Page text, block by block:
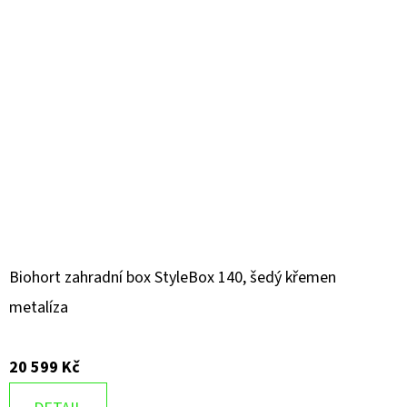
Biohort zahradní box StyleBox 140, šedý křemen
metalíza
20 599 Kč